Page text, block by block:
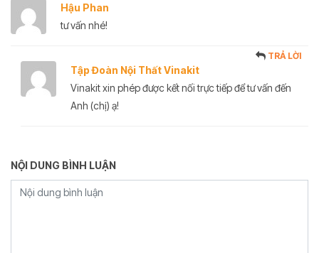
Hậu Phan
tư vấn nhé!
Tập Đoàn Nội Thất Vinakit
TRẢ LỜI
Vinakit xin phép được kết nối trực tiếp để tư vấn đến
Anh (chị) ạ!
NỘI DUNG BÌNH LUẬN